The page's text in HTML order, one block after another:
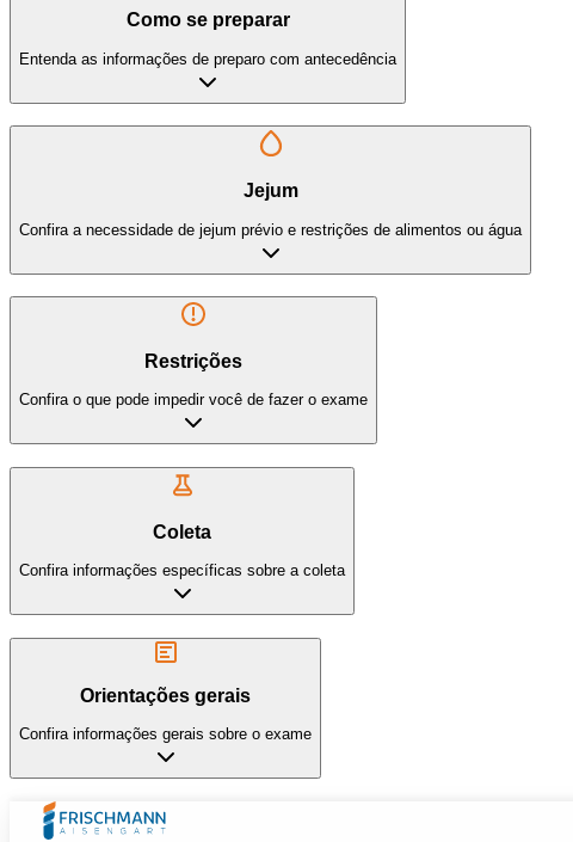
Como se preparar
Entenda as informações de preparo com antecedência
Jejum
Confira a necessidade de jejum prévio e restrições de alimentos ou água
Restrições
Confira o que pode impedir você de fazer o exame
Coleta
Confira informações específicas sobre a coleta
Orientações gerais
Confira informações gerais sobre o exame